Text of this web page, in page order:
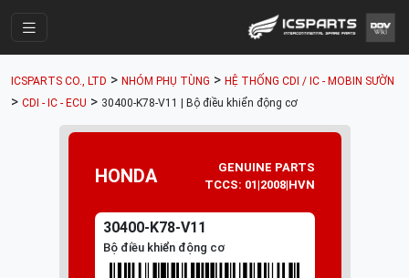
Cửa Hàng
Parts Catalogue
Mã Phụ Tùng
Tài khoản
ICSPARTS CO., LTD > NHÓM PHỤ TÙNG > HỆ THỐNG CDI / IC - MOBIN SƯỜN
> CDI - IC - ECU > 30400-K78-V11 | Bộ điều khiển động cơ
HONDA
GENUINE PARTS
TCCS: 01|2008|HVN
30400-K78-V11
Bộ điều khiển động cơ